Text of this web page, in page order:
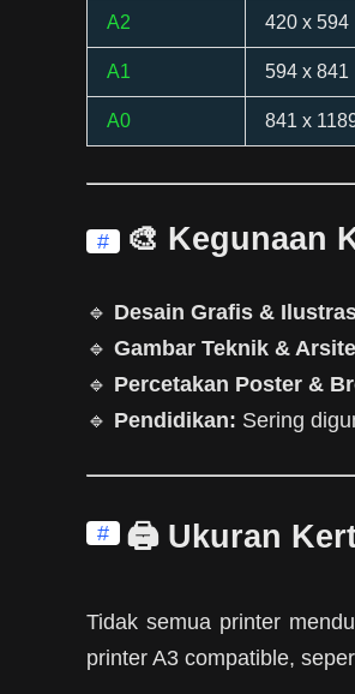
A2 420 x 594
A1 594 x 841
A0 841 x
# 🎨 Kegunaan
🔹 Desain Grafis &
🔹 Gambar Teknik &
🔹 Percetakan Poster &
🔹 Pendidikan: Sering
# 🖨️ Ukuran
Tidak semua printer
printer A3 compatible,